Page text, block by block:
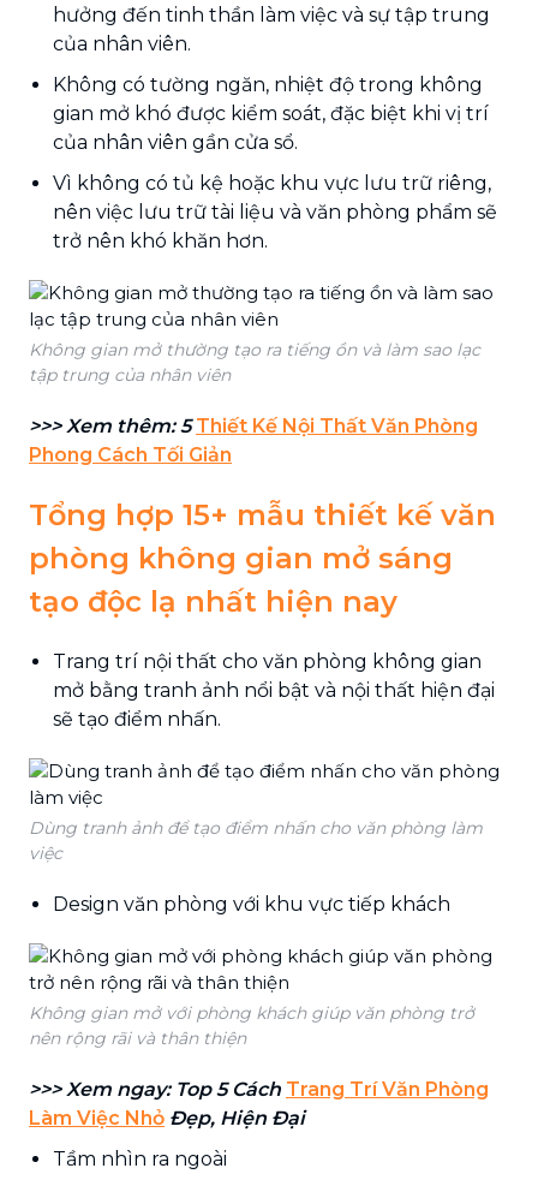
hưởng đến tinh thần làm việc và sự tập trung
của nhân viên.
Không có tường ngăn, nhiệt độ trong không
gian mở khó được kiểm soát, đặc biệt khi vị trí
của nhân viên gần cửa sổ.
Vì không có tủ kệ hoặc khu vực lưu trữ riêng,
nên việc lưu trữ tài liệu và văn phòng phẩm sẽ
trở nên khó khăn hơn.
Không gian mở thường tạo ra tiếng ồn và làm sao lạc
tập trung của nhân viên
>>> Xem thêm: 5Thiết Kế Nội Thất Văn Phòng
Phong Cách Tối Giản
Tổng hợp 15+ mẫu thiết kế văn
phòng không gian mở sáng
tạo độc lạ nhất hiện nay
Trang trí nội thất cho văn phòng không gian
mở bằng tranh ảnh nổi bật và nội thất hiện đại
sẽ tạo điểm nhấn.
Dùng tranh ảnh để tạo điểm nhấn cho văn phòng làm
việc
Design văn phòng với khu vực tiếp khách
Không gian mở với phòng khách giúp văn phòng trở
nên rộng rãi và thân thiện
>>> Xem ngay: Top 5 Cách Trang Trí Văn Phòng
Làm Việc Nhỏ Đẹp, Hiện Đại
Tầm nhìn ra ngoài